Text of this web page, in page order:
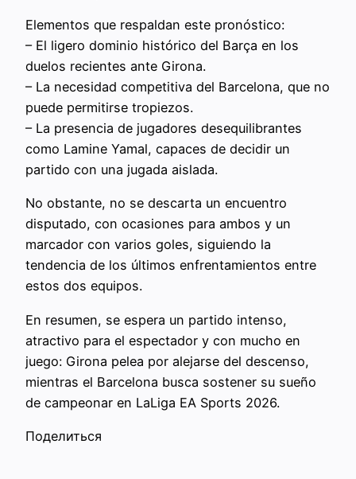
Elementos que respaldan este pronóstico:
– El ligero dominio histórico del Barça en los
duelos recientes ante Girona.
– La necesidad competitiva del Barcelona, que no
puede permitirse tropiezos.
– La presencia de jugadores desequilibrantes
como Lamine Yamal, capaces de decidir un
partido con una jugada aislada.
No obstante, no se descarta un encuentro
disputado, con ocasiones para ambos y un
marcador con varios goles, siguiendo la
tendencia de los últimos enfrentamientos entre
estos dos equipos.
En resumen, se espera un partido intenso,
atractivo para el espectador y con mucho en
juego: Girona pelea por alejarse del descenso,
mientras el Barcelona busca sostener su sueño
de campeonar en LaLiga EA Sports 2026.
Поделиться